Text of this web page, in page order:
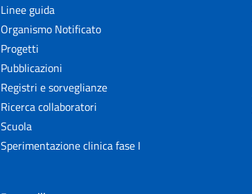
Linee guida
Organismo Notificato
Progetti
Pubblicazioni
Registri e sorveglianze
Ricerca collaboratori
Scuola
Sperimentazione clinica fase I